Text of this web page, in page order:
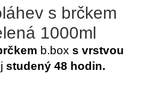
s brčkem
1000ml
b.box s vrstvou
studený 48 hodin.